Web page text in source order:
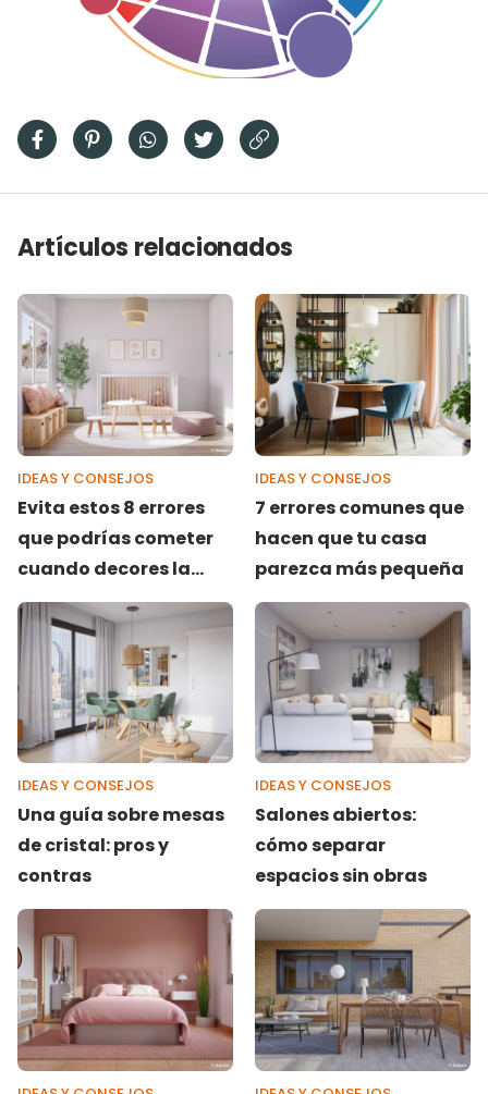
Artículos relacionados
IDEAS Y CONSEJOS
Evita estos 8 errores
que podrías cometer
cuando decores la
habitación de tu bebé
(+ soluciones)
IDEAS Y CONSEJOS
7 errores comunes que
hacen que tu casa
parezca más pequeña
IDEAS Y CONSEJOS
Una guía sobre mesas
de cristal: pros y
contras
IDEAS Y CONSEJOS
Salones abiertos:
cómo separar
espacios sin obras